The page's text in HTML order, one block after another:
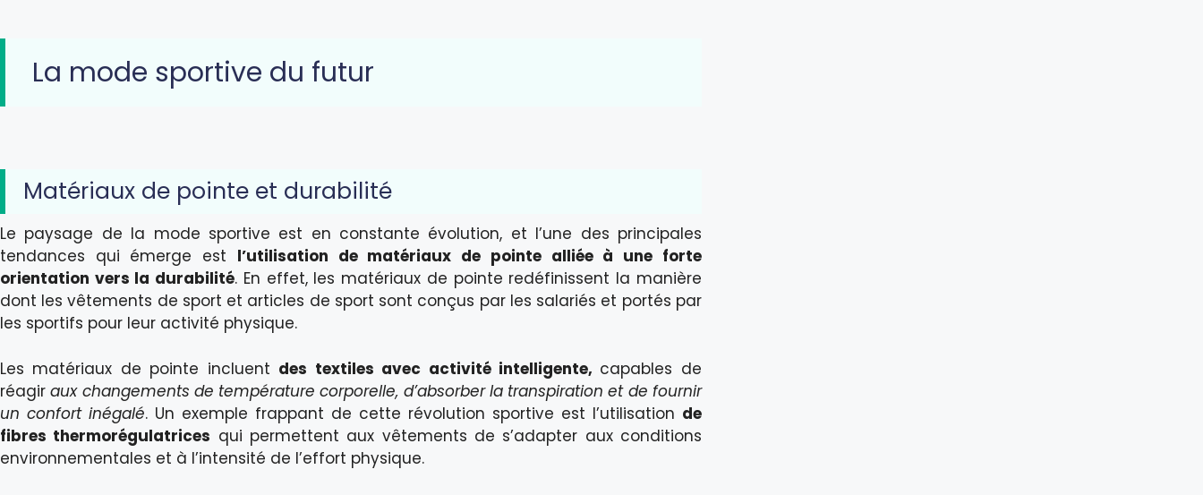
La mode sportive du futur
Matériaux de pointe et durabilité
Le paysage de la mode sportive est en constante évolution, et l’une des principales
tendances qui émerge est l’utilisation de matériaux de pointe alliée à une forte
orientation vers la durabilité. En effet, les matériaux de pointe redéfinissent la manière
dont les vêtements de sport et articles de sport sont conçus par les salariés et portés par
les sportifs pour leur activité physique.
Les matériaux de pointe incluent des textiles avec activité intelligente, capables de
réagiraux changements de température corporelle, d’absorber la transpiration et de fournir
un confort inégalé. Un exemple frappant de cette révolution sportive est l’utilisation de
fibres thermorégulatrices qui permettent aux vêtements de s’adapter aux conditions
environnementales et à l’intensité de l’effort physique.